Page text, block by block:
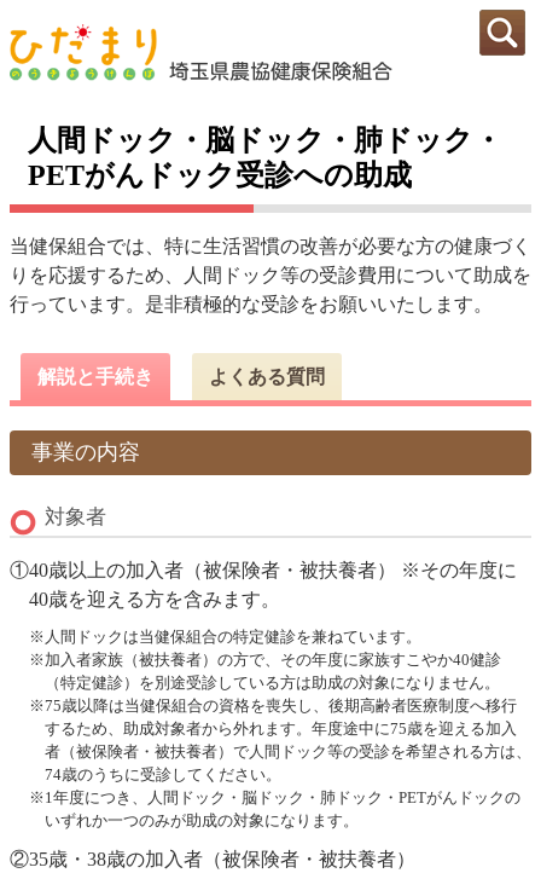
人間ドック・脳ドック・肺ドック・
PETがんドック受診への助成
当健保組合では、特に生活習慣の改善が必要な方の健康づく
りを応援するため、人間ドック等の受診費用について助成を
行っています。是非積極的な受診をお願いいたします。
解説と手続き よくある質問
事業の内容
対象者
①40歳以上の加入者（被保険者・被扶養者） ※その年度に
40歳を迎える方を含みます。
※人間ドックは当健保組合の特定健診を兼ねています。
※ 加入者家族（被扶養者） の方で、その年度に家族すこやか40健診
（特定健診）を別途受診している方は助成の対象になりません。
※75歳以降は当健保組合の資格を喪失し、後期高齢者医療制度へ移行
するため、助成対象者から外れます。年度途中に75歳を迎える加入
者（被保険者・被扶養者）で人間ドック等の受診を希望される方は、
74歳のうちに受診してください。
※1年度につき、人間ドック・脳ドック・肺ドック・PETがんドックの
いずれか一つのみが助成の対象になります。
②35歳・38歳の加入者（被保険者・被扶養者）